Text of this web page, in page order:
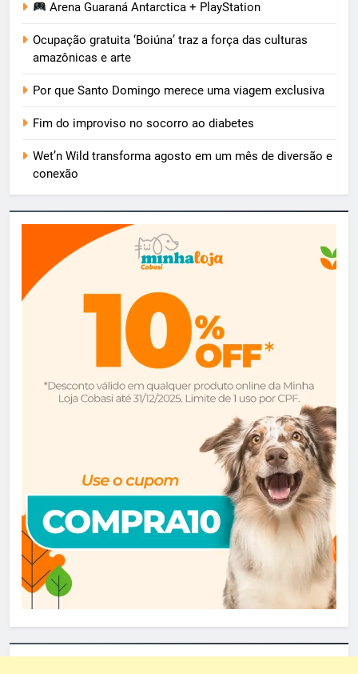
Arena Guaraná Antarctica + PlayStation
Ocupação gratuita ‘Boiúna’ traz a força das culturas
amazônicas e arte
Por que Santo Domingo merece uma viagem exclusiva
Fim do improviso no socorro ao diabetes
Wet’n Wild transforma agosto em um mês de diversão e
conexão